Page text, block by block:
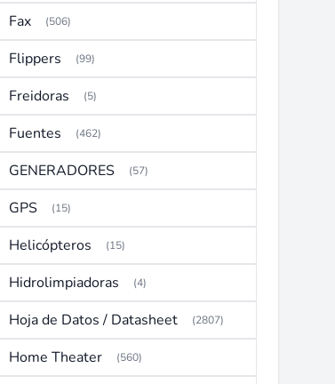
Fax (506)
Flippers (99)
Freidoras (5)
Fuentes (462)
GENERADORES (57)
GPS (15)
Helicópteros (15)
Hidrolimpiadoras (4)
Hoja de Datos / Datasheet (2807)
Home Theater (560)